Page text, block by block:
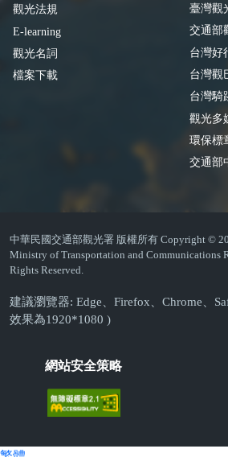
觀光法規
E-learning
觀光名詞
檔案下載
臺灣觀
交通部
台灣好
台灣觀
台灣騎
觀光多
環保標
交通部
中華民國交通部觀光署 版權所有 Copyright ©
Ministry of Transportation and Communications
Rights Reserved.
建議瀏覽器: Edge、Firefox、Chrome、
效果為1920*1080 )
網站安全策略